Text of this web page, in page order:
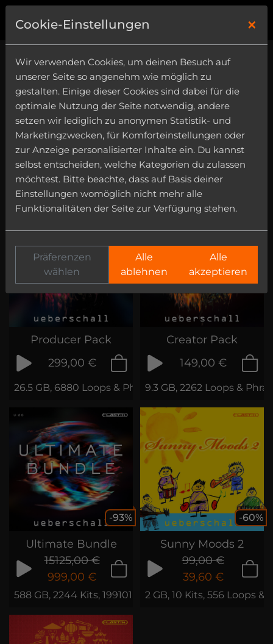
Genre
Category
Harp
Producer Pack
299,00 €
26.5 GB, 6880 Loops & Phrases
Creator Pack
149,00 €
9.3 GB, 2262 Loops &
-93%
Ultimate Bundle
15125,00 €
999,00 €
588 GB, 2244 Kits, 199101 Loops & Phrases
-60%
Sunny Moods 2
99,00 €
39,60 €
2 GB, 10 Kits, 556 Loops &
Cookie-Einstellungen ×
Wir verwenden Cookies, um deinen Besuch auf
unserer Seite so angenehm wie möglich zu
gestalten. Einige dieser Cookies sind dabei für die
optimale Nutzung der Seite notwendig, andere
setzen wir lediglich zu anonymen Statistik- und
Marketingzwecken, für Komforteinstellungen oder
zur Anzeige personalisierter Inhalte ein. Du kannst
selbst entscheiden, welche Kategorien du zulassen
möchtest. Bitte beachte, dass auf Basis deiner
Einstellungen womöglich nicht mehr alle
Funktionalitäten der Seite zur Verfügung stehen.
Präferenzen
wählen
Alle
ablehnen
Alle
akzeptieren